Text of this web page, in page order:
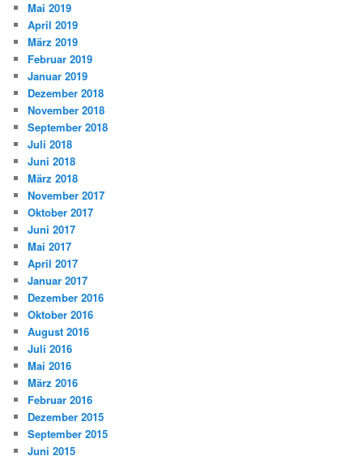
Mai 2019
April 2019
März 2019
Februar 2019
Januar 2019
Dezember 2018
November 2018
September 2018
Juli 2018
Juni 2018
März 2018
November 2017
Oktober 2017
Juni 2017
Mai 2017
April 2017
Januar 2017
Dezember 2016
Oktober 2016
August 2016
Juli 2016
Mai 2016
März 2016
Februar 2016
Dezember 2015
September 2015
Juni 2015